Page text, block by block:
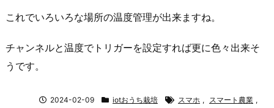
これでいろいろな場所の温度管理が出来ますね。
チャンネルと温度でトリガーを設定すれば更に色々出来そ
うです。
2024-02-09 iotおうち栽培 スマホ , スマート農業 ,